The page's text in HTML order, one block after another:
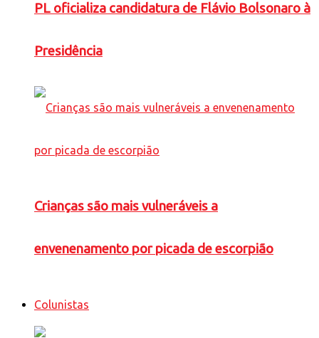
PL oficializa candidatura de Flávio Bolsonaro à
Presidência
Crianças são mais vulneráveis a
envenenamento por picada de escorpião
Colunistas